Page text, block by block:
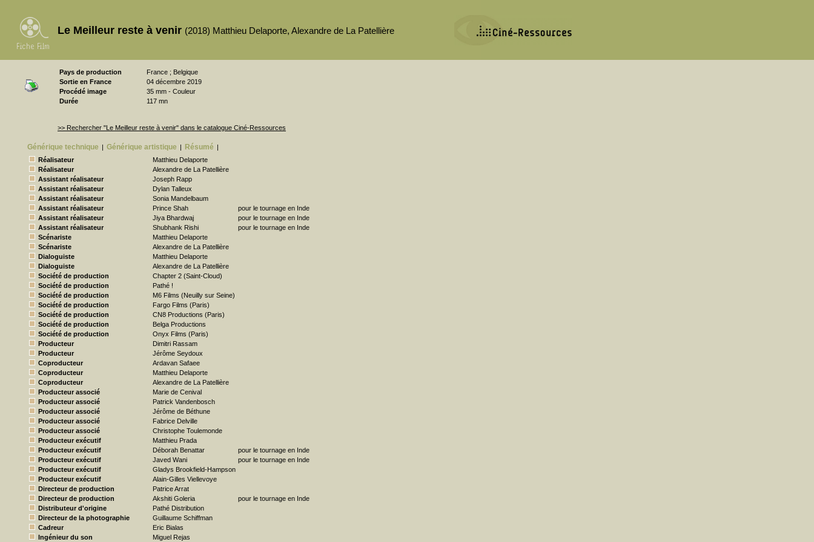
Le Meilleur reste à venir (2018) Matthieu Delaporte, Alexandre de La Patellière
Pays de production
France ; Belgique
Sortie en France
04 décembre 2019
Procédé image
35 mm - Couleur
Durée
117 mn
>> Rechercher "Le Meilleur reste à venir" dans le catalogue Ciné-Ressources
Générique technique | Générique artistique | Résumé |
Réalisateur
Matthieu Delaporte
Réalisateur
Alexandre de La Patellière
Assistant réalisateur
Joseph Rapp
Assistant réalisateur
Dylan Talleux
Assistant réalisateur
Sonia Mandelbaum
Assistant réalisateur
Prince Shah
pour le tournage en Inde
Assistant réalisateur
Jiya Bhardwaj
pour le tournage en Inde
Assistant réalisateur
Shubhank Rishi
pour le tournage en Inde
Scénariste
Matthieu Delaporte
Scénariste
Alexandre de La Patellière
Dialoguiste
Matthieu Delaporte
Dialoguiste
Alexandre de La Patellière
Société de production
Chapter 2 (Saint-Cloud)
Société de production
Pathé !
Société de production
M6 Films (Neuilly sur Seine)
Société de production
Fargo Films (Paris)
Société de production
CN8 Productions (Paris)
Société de production
Belga Productions
Société de production
Onyx Films (Paris)
Producteur
Dimitri Rassam
Producteur
Jérôme Seydoux
Coproducteur
Ardavan Safaee
Coproducteur
Matthieu Delaporte
Coproducteur
Alexandre de La Patellière
Producteur associé
Marie de Cenival
Producteur associé
Patrick Vandenbosch
Producteur associé
Jérôme de Béthune
Producteur associé
Fabrice Delville
Producteur associé
Christophe Toulemonde
Producteur exécutif
Matthieu Prada
Producteur exécutif
Déborah Benattar
pour le tournage en Inde
Producteur exécutif
Javed Wani
pour le tournage en Inde
Producteur exécutif
Gladys Brookfield-Hampson
Producteur exécutif
Alain-Gilles Viellevoye
Directeur de production
Patrice Arrat
Directeur de production
Akshiti Goleria
pour le tournage en Inde
Distributeur d'origine
Pathé Distribution
Directeur de la photographie
Guillaume Schiffman
Cadreur
Eric Bialas
Ingénieur du son
Miguel Rejas